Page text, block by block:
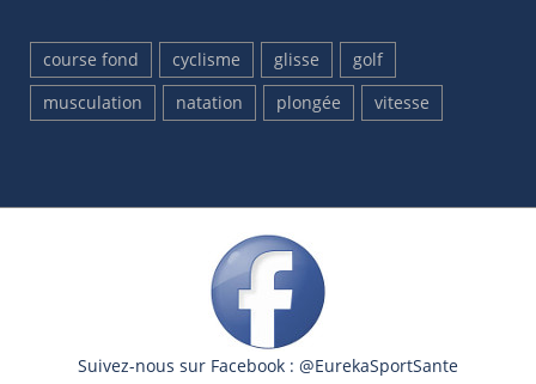
course fond cyclisme glisse
golf
musculation
natation plongée vitesse
Suivez-nous sur Facebook : @EurekaSportSante